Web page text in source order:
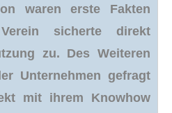
waren erste Fakten
sicherte direkt
zu. Des Weiteren
Unternehmen gefragt
mit ihrem Knowhow